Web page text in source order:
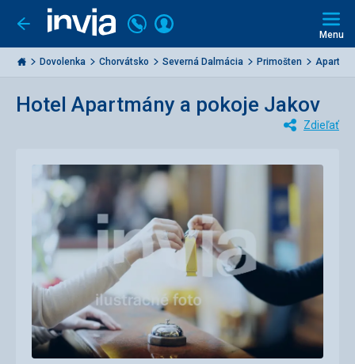
Ísť
späť
Invia.sk
Volajte
+421
2
3221
Prihlásiť
Menu
Dovolenka Chorvátsko Severná Dalmácia Primošten
Hotel Apartmány a pokoje Jakov
Zdieľať